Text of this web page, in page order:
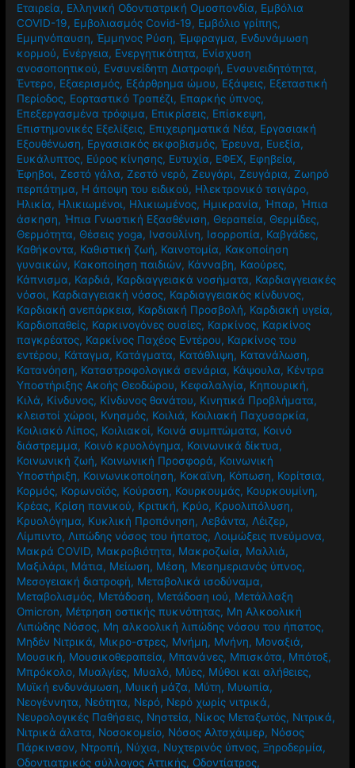
Εταιρεία, Ελληνική Οδοντιατρική Ομοσπονδία, Εμβόλια
COVID-19, Εμβολιασμός Covid-19, Εμβόλιο γρίπης,
Εμμηνόπαυση,Έμμηνος Ρύση,Έμφραγμα, Ενδυνάμωση
κορμού, Ενέργεια, Ενεργητικότητα, Ενίσχυση
ανοσοποητικού, Ενσυνείδητη Διατροφή, Ενσυνειδητότητα,
Έντερο, Εξαερισμός, Εξάρθρημα ώμου, Εξάψεις, Εξεταστική
Περίοδος, Εορταστικό Τραπέζι, Επαρκής ύπνος,
Επεξεργασμένα τρόφιμα, Επικρίσεις, Επίσκεψη,
Επιστημονικές Εξελίξεις, Επιχειρηματικά Νέα, Εργασιακή
Εξουθένωση, Εργασιακός εκφοβισμός,Έρευνα, Ευεξία,
Ευκάλυπτος, Εύρος κίνησης, Ευτυχία, ΕΦΕΧ, Εφηβεία,
Έφηβοι,Ζεστό γάλα,Ζεστό νερό,Ζευγάρι,Ζευγάρια,Ζωηρό
περπάτημα, Η άποψη του ειδικού, Ηλεκτρονικό τσιγάρο,
Ηλικία, Ηλικιωμένοι, Ηλικιωμένος, Ημικρανία, Ήπαρ, Ήπια
άσκηση, Ήπια Γνωστική Εξασθένιση, Θεραπεία, Θερμίδες,
Θερμότητα, Θέσεις yoga, Ινσουλίνη, Ισορροπία, Καβγάδες,
Καθήκοντα, Καθιστική ζωή, Καινοτομία, Κακοποίηση
γυναικών, Κακοποίηση παιδιών, Κάνναβη, Καούρες,
Κάπνισμα, Καρδιά, Καρδιαγγειακά νοσήματα, Καρδιαγγειακές
νόσοι, Καρδιαγγειακή νόσος, Καρδιαγγειακός κίνδυνος,
Καρδιακή ανεπάρκεια, Καρδιακή Προσβολή, Καρδιακή υγεία,
Καρδιοπαθείς, Καρκινογόνες ουσίες, Καρκίνος, Καρκίνος
παγκρέατος, Καρκίνος Παχέος Εντέρου, Καρκίνος του
εντέρου, Κάταγμα, Κατάγματα, Κατάθλιψη, Κατανάλωση,
Κατανόηση, Καταστροφολογικά σενάρια, Κάψουλα, Κέντρα
Υποστήριξης Ακοής Θεοδώρου, Κεφαλαλγία, Κηπουρική,
Κιλά, Κίνδυνος, Κίνδυνος θανάτου, Κινητικά Προβλήματα,
κλειστοί χώροι, Κνησμός, Κοιλιά, Κοιλιακή Παχυσαρκία,
Κοιλιακό Λίπος, Κοιλιακοί, Κοινά συμπτώματα, Κοινό
διάστρεμμα, Κοινό κρυολόγημα, Κοινωνικά δίκτυα,
Κοινωνική ζωή, Κοινωνική Προσφορά, Κοινωνική
Υποστήριξη, Κοινωνικοποίηση, Κοκαϊνη, Κόπωση, Κορίτσια,
Κορμός, Κορωνοϊός, Κούραση, Κουρκουμάς, Κουρκουμίνη,
Κρέας, Κρίση πανικού, Κριτική, Κρύο, Κρυολιπόλυση,
Κρυολόγημα, Κυκλική Προπόνηση, Λεβάντα, Λέιζερ,
Λίμπιντο, Λιπώδης νόσος του ήπατος, Λοιμώξεις πνεύμονα,
Μακρά COVID, Μακροβιότητα, Μακροζωία, Μαλλιά,
Μαξιλάρι, Μάτια, Μείωση, Μέση, Μεσημεριανός ύπνος,
Μεσογειακή διατροφή, Μεταβολικά ισοδύναμα,
Μεταβολισμός, Μετάδοση, Μετάδοση ιού, Μετάλλαξη
Omicron, Μέτρηση οστικής πυκνότητας, Μη Αλκοολική
Λιπώδης Νόσος, Μη αλκοολική λιπώδης νόσου του ήπατος,
Μηδέν Νιτρικά, Μικρο-στρες, Μνήμη, Μνήνη, Μοναξιά,
Μουσική, Μουσικοθεραπεία, Μπανάνες, Μπισκότα, Μπότοξ,
Μπρόκολο, Μυαλγίες, Μυαλό, Μύες, Μύθοι και αλήθειες,
Μυϊκή ενδυνάμωση, Μυική μάζα, Μύτη, Μυωπία,
Νεογέννητα, Νεότητα, Νερό, Νερό χωρίς νιτρικά,
Νευρολογικές Παθήσεις, Νηστεία, Νίκος Μεταξωτός, Νιτρικά,
Νιτρικά άλατα, Νοσοκομείο, Νόσος Αλτσχάιμερ, Νόσος
Πάρκινσον, Ντροπή, Νύχια, Νυχτερινός ύπνος,Ξηροδερμία,
Οδοντιατρικός σύλλογος Αττικής, Οδοντίατρος,